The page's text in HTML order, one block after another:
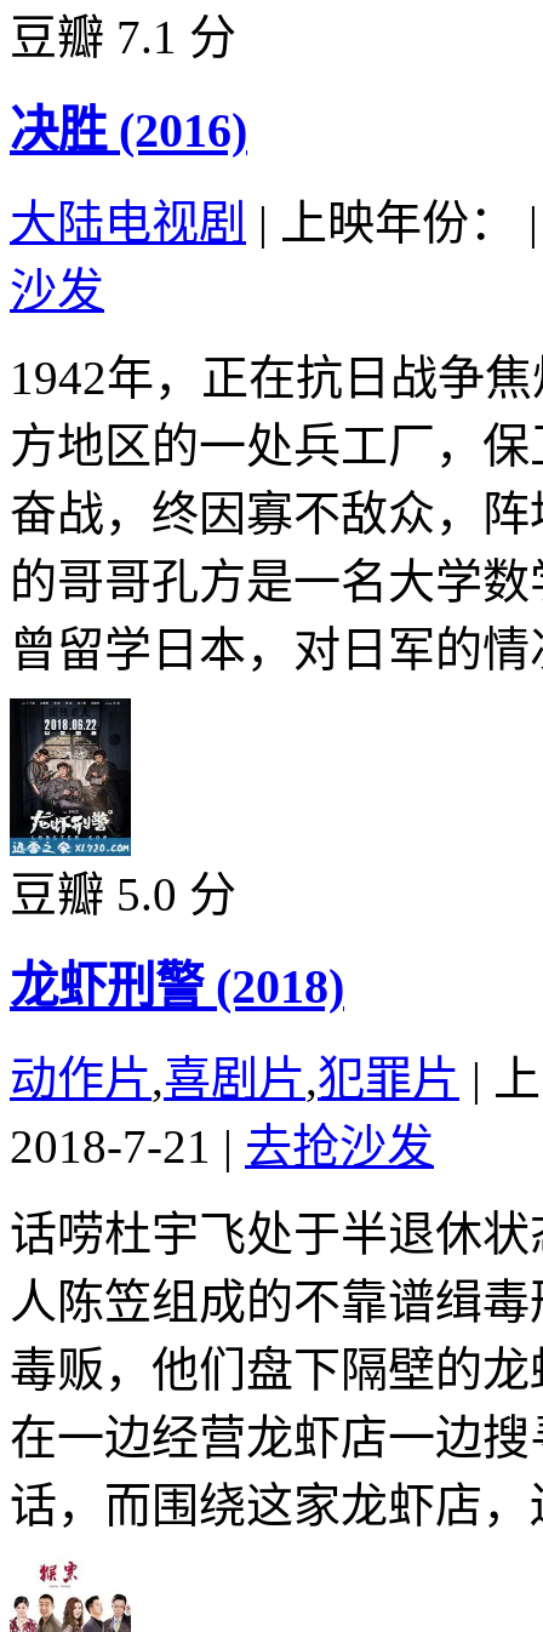
豆瓣 7.1 分
决胜 (2016)
大陆电视剧 | 上映年份：
|
沙发
1942年，正在抗日战争
方地区的一处兵工厂，
奋战，终因寡不敌众，
的哥哥孔方是一名大学
曾留学日本，对日军的
豆瓣 5.0 分
龙虾刑警 (2018)
动作片,喜剧片,犯罪片 |
2018-7-21 | 去抢沙发
话唠杜宇飞处于半退休
人陈笠组成的不靠谱缉
毒贩，他们盘下隔壁的
在一边经营龙虾店一边
话，而围绕这家龙虾店